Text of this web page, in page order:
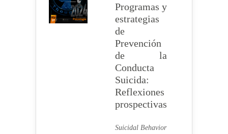
Programas y
estrategias
de
Prevención
de la
Conducta
Suicida:
Reflexiones
prospectivas
Suicidal Behavior